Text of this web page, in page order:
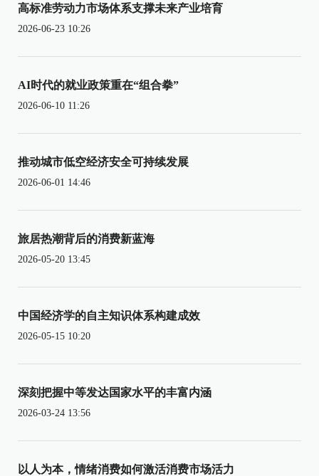
高标准劳动力市场体系支撑未来产业培育
2026-06-23 10:26
AI时代的就业政策重在“组合拳”
2026-06-10 11:26
推动城市低空经济安全可持续发展
2026-06-01 14:46
旅居热潮背后的消费新蓝海
2026-05-20 13:45
中国经济学的自主知识体系构建成效
2026-05-15 10:20
深刻把握中等发达国家水平的丰富内涵
2026-03-24 13:56
以人为本，情绪消费如何激活消费市场活力